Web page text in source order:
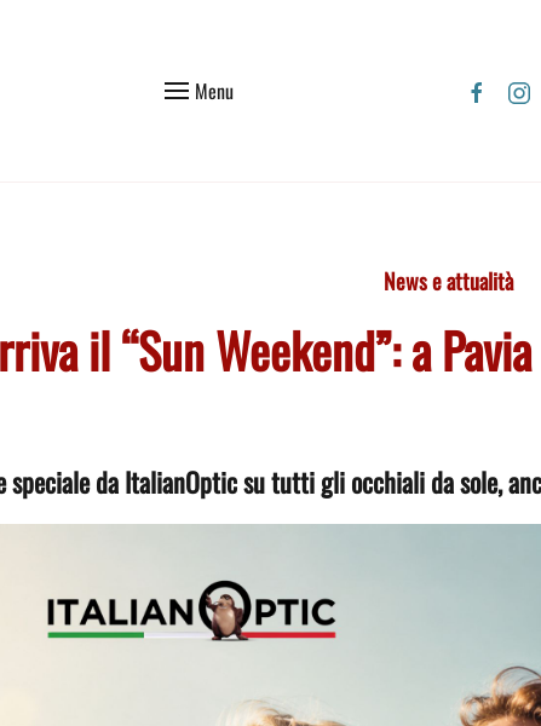
Menu
News e attualità
il “Sun Weekend”: a
speciale da ItalianOptic su tutti gli occhiali da sole,